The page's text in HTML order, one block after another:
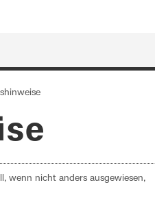
wenn nicht anders ausgewiesen,